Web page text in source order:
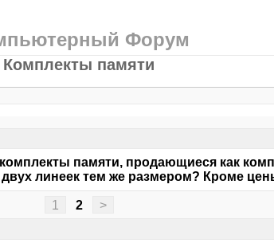
Форум
Комплекты памяти
памяти, продающиеся как
линеек тем же размером? Кроме
1 2 >